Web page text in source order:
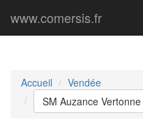
www.comersis.fr
Accueil
Vendée
SM Auzance